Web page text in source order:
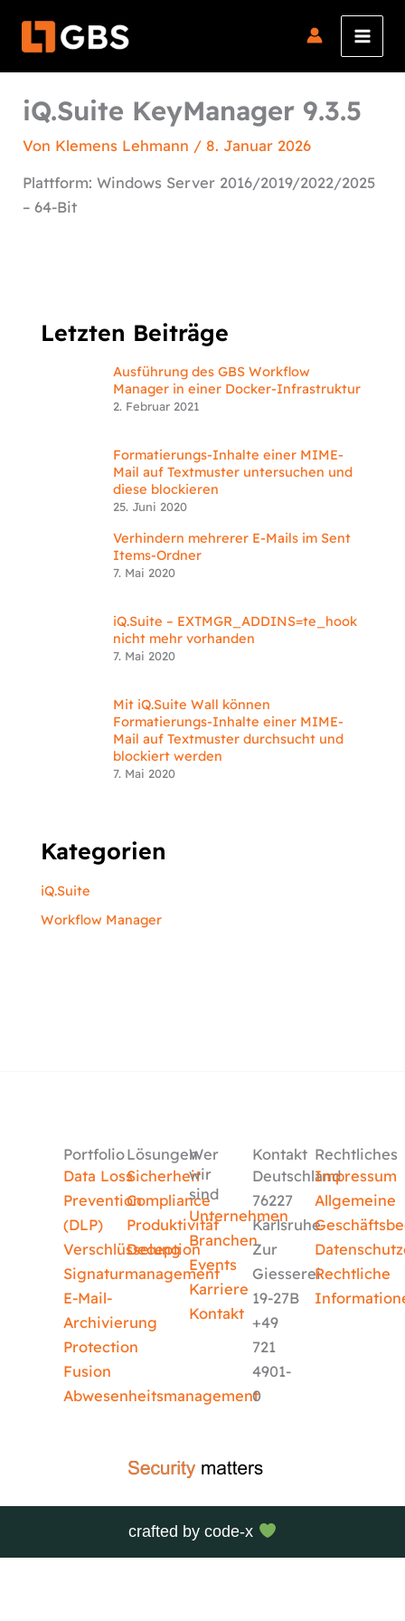
Inhalt
iQ.Suite KeyManager 9.3.5
Von Klemens Lehmann / 8. Januar 2026
Plattform: Windows Server 2016/2019/2022/2025
– 64-Bit
Letzten Beiträge
Ausführung des GBS Workflow
Manager in einer Docker-Infrastruktur
2. Februar 2021
Formatierungs-Inhalte einer MIME-
Mail auf Textmuster untersuchen und
diese blockieren
25. Juni 2020
Verhindern mehrerer E-Mails im Sent
Items-Ordner
7. Mai 2020
iQ.Suite – EXTMGR_ADDINS=te_hook
nicht mehr vorhanden
7. Mai 2020
Mit iQ.Suite Wall können
Formatierungs-Inhalte einer MIME-
Mail auf Textmuster durchsucht und
blockiert werden
7. Mai 2020
Kategorien
iQ.Suite
Workflow Manager
Portfolio
Data Loss
Prevention
(DLP)
Verschlüsselung
Signaturmanagement
E-Mail-
Archivierung
Protection
Fusion
Abwesenheitsmanagement
Lösungen
Sicherheit
Compliance
Produktivität
Deception
Wer
wir
sind
Unternehmen
Branchen
Events
Karriere
Kontakt
Kontakt
Deutschland
76227
Karlsruhe
Zur
Giesserei
19-27B
+49
721
4901-
0
Rechtliches
Impressum
Allgemeine
Rechtliche
crafted bycode-x